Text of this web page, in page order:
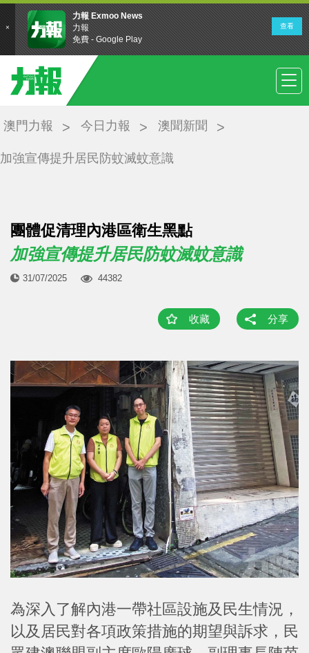
澳門力報 今日力報 澳聞新聞
加強宣傳提升居民防蚊滅蚊意識
團體促清理內港區衛生黑點
加強宣傳提升居民防蚊滅蚊意識
31/07/2025 44382
收藏 分享
為深入了解內港一帶社區設施及民生情況，
以及居民對各項政策措施的期望與訴求，民